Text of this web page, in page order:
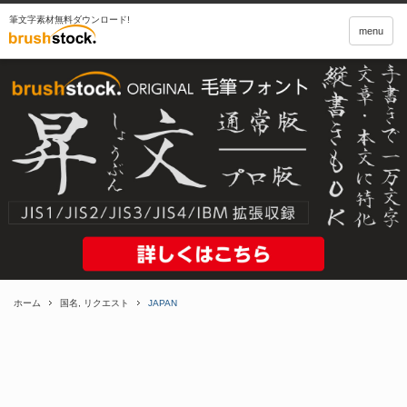
筆文字素材無料ダウンロード!
menu
ホーム 国名, リクエスト JAPAN